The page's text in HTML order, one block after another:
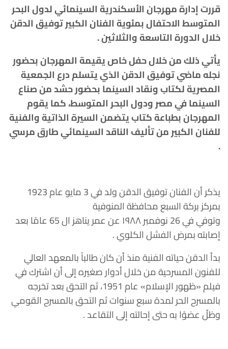
قررت إدارة مهرجان الأسكندرية السينمائي لدول البحر
المتوسط الاحتفال بمئوية الفنان الكبير توفيق الدقن
خلال الدورة التاسعة والثلاثين .
يأتي ذلك من خلال حفل خاص يقيمة المهرجان بحضور
نجله ماضي توفيق الدقن الذي يتسلم درع الجمعية
المصرية لكتاب ونقاد السينما بحضور حشد من صناع
السينما في مصر ودول البحر المتوسط، كما يقوم
المهرجان بطباعة كتاب يتضمن السيرة الذاتية والفنية
للفنان الكبير من تأليف الناقد السينمائي طارق مرسي
.
يذكر أن الفنان توفيق الدقن ولد في 3 مايو عام 1923
بمركز بركة السبع محافظة المنوفية
وتوفي في 26 نوفمبر ١٩٨٨ عن عمر يناهز ال 65 عامًا بعد
إصابته بمرض الفشل الكلوي .
بدأ الدقن حياته الفنية منذ أن كان طالباً بالمعهد العالي
للفنون المسرحية من خلال أدوار صغيره إلى أن اشترك في
فيلم «ظهور الإسلام» عام 1951، ثم التحق بعد تخرجه
بالمسرح الحر لمدة سبع سنوات ثم التحق بالمسرح القومي
وظلّ عضوًا به حتى إحالته إلى التقاعد .